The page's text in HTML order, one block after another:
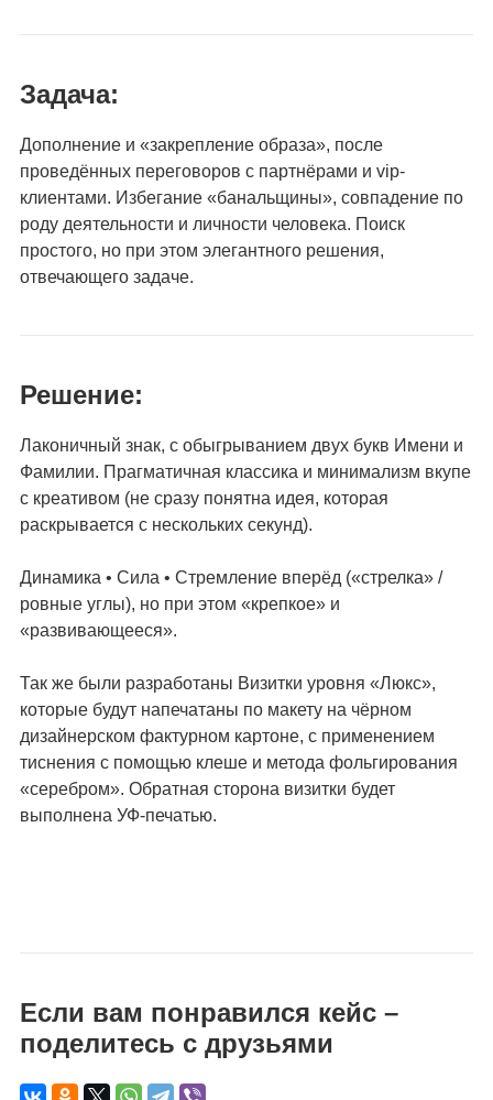
Задача:
Дополнение и «закрепление образа», после
проведённых переговоров с партнёрами и vip-
клиентами. Избегание «банальщины», совпадение по
роду деятельности и личности человека. Поиск
простого, но при этом элегантного решения,
отвечающего задаче.
Решение:
Лаконичный знак, с обыгрыванием двух букв Имени и
Фамилии. Прагматичная классика и минимализм вкупе
с креативом (не сразу понятна идея, которая
раскрывается с нескольких секунд).
Динамика • Сила • Стремление вперёд («стрелка» /
ровные углы), но при этом «крепкое» и
«развивающееся».
Так же были разработаны Визитки уровня «Люкс»,
которые будут напечатаны по макету на чёрном
дизайнерском фактурном картоне, с применением
тиснения с помощью клеше и метода фольгирования
«серебром». Обратная сторона визитки будет
выполнена УФ-печатью.
Если вам понравился кейс –
поделитесь с друзьями